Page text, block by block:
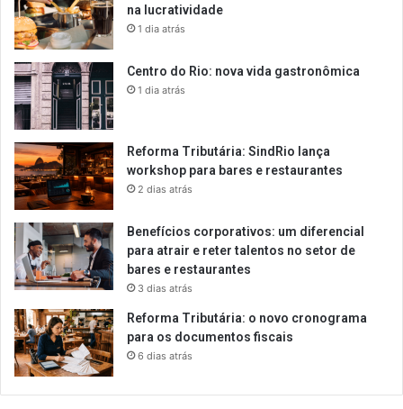
na lucratividade
1 dia atrás
Centro do Rio: nova vida gastronômica
1 dia atrás
Reforma Tributária: SindRio lança
workshop para bares e restaurantes
2 dias atrás
Benefícios corporativos: um diferencial
para atrair e reter talentos no setor de
bares e restaurantes
3 dias atrás
Reforma Tributária: o novo cronograma
para os documentos fiscais
6 dias atrás